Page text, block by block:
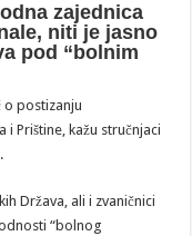
zajednica
niti je jasno
pod “bolnim
o postizanju
Prištine, kažu stručnjaci
Država, ali i zvaničnici
“bolnog